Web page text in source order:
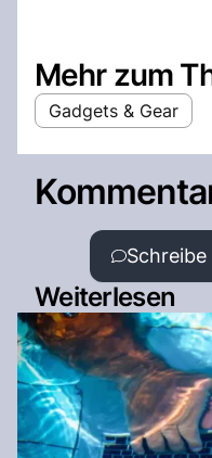
Mehr zum
Gadgets & Gear
Weiterlesen